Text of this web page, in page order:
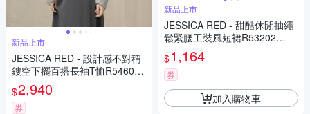
新品上市
JESSICA RED - 設計感不對稱
鏤空下擺百搭長袖T恤R54602
（灰）
$2,940
券
新品上市
JESSICA RED - 甜酷休閒抽繩
鬆緊腰工裝風短裙R53202
（綠）
$1,164
券
加入購物車